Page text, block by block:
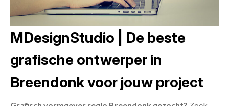
MDesignStudio | De beste
grafische ontwerper in
Breendonk voor jouw project